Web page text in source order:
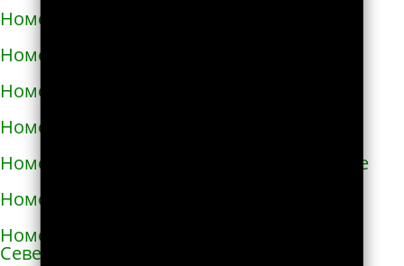
Номера телефонов такси в Нежине
Номера телефонов такси в Немирове
Номера телефонов такси в Нетешине
Номера телефонов такси в Никополе
Номера телефонов такси в Новой Каховке
Номера телефонов такси в Новой Одессе
Номера телефонов такси в Новгороде-
Северском